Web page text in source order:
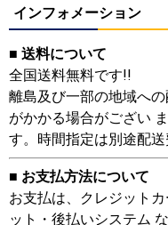
インフォメーション
■ 送料について
全国送料無料です!!
離島及び一部の地域へ
がかかる場合がござい
す。時間指定は別途配送
■ お支払方法について
お支払は、クレジット
ット・後払いシステム